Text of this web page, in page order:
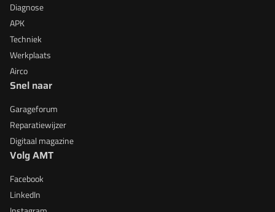
Diagnose
APK
Techniek
Werkplaats
Airco
Snel naar
Garageforum
Reparatiewijzer
Digitaal magazine
Volg AMT
Facebook
LinkedIn